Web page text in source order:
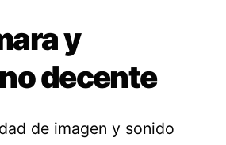
y
decente
de imagen y sonido